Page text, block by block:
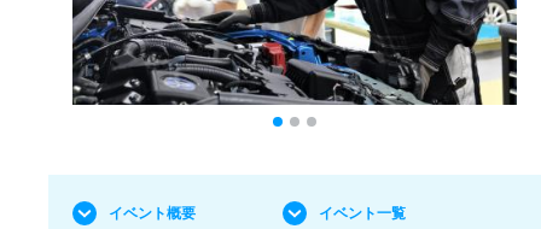
イベント概要 イベント一覧